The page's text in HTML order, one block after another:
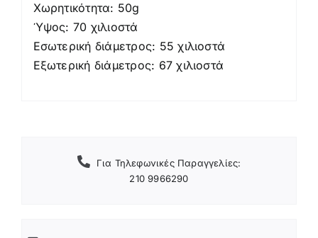
Χωρητικότητα: 50g
Ύψος: 70 χιλιοστά
Εσωτερική διάμετρος: 55 χιλιοστά
Εξωτερική διάμετρος: 67 χιλιοστά
Για Τηλεφωνικές Παραγγελίες:
210 9966290